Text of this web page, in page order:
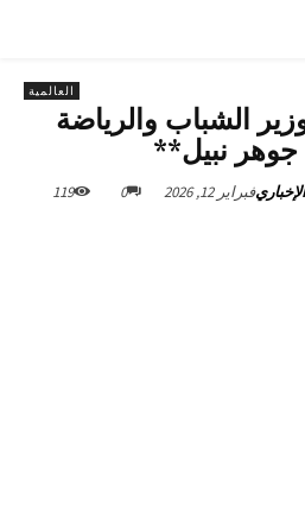
العالمية
الشباب والرياضة
جوهر نبيل**
فبراير 12, 2026 0
119